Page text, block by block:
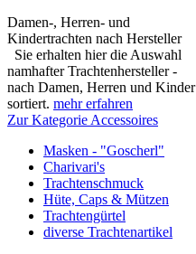
Damen-, Herren- und
Kindertrachten nach Hersteller
Sie erhalten hier die Auswahl
namhafter Trachtenhersteller -
nach Damen, Herren und Kinder
sortiert. mehr erfahren
Zur Kategorie Accessoires
Masken - "Goscherl"
Charivari's
Trachtenschmuck
Hüte, Caps & Mützen
Trachtengürtel
diverse Trachtenartikel